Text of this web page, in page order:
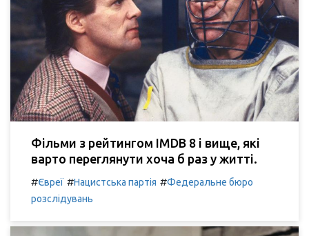
Фільми з рейтингом IMDB 8 і вище, які
варто переглянути хоча б раз у житті.
#Євреї #Нацистська партія #Федеральне бюро
розслідувань